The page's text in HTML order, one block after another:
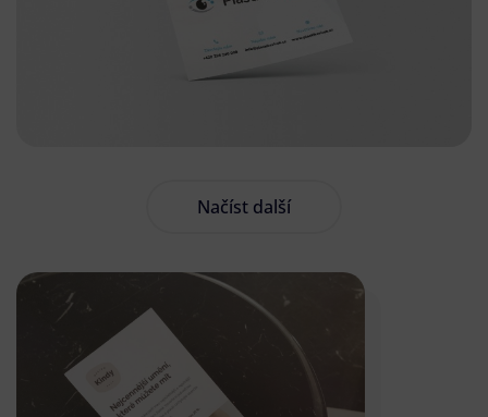
Načíst další